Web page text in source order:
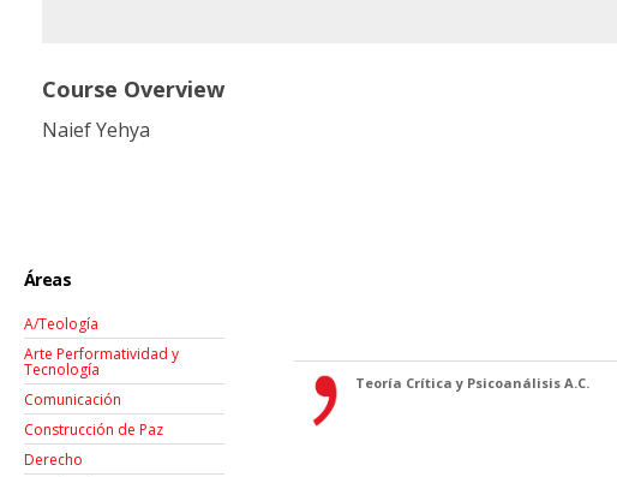
Course Overview
Naief Yehya
Áreas
A/Teología
Arte Performatividad y
Tecnología
Comunicación
Construcción de Paz
Derecho
Teoría Crítica y Psicoanálisis A.C.